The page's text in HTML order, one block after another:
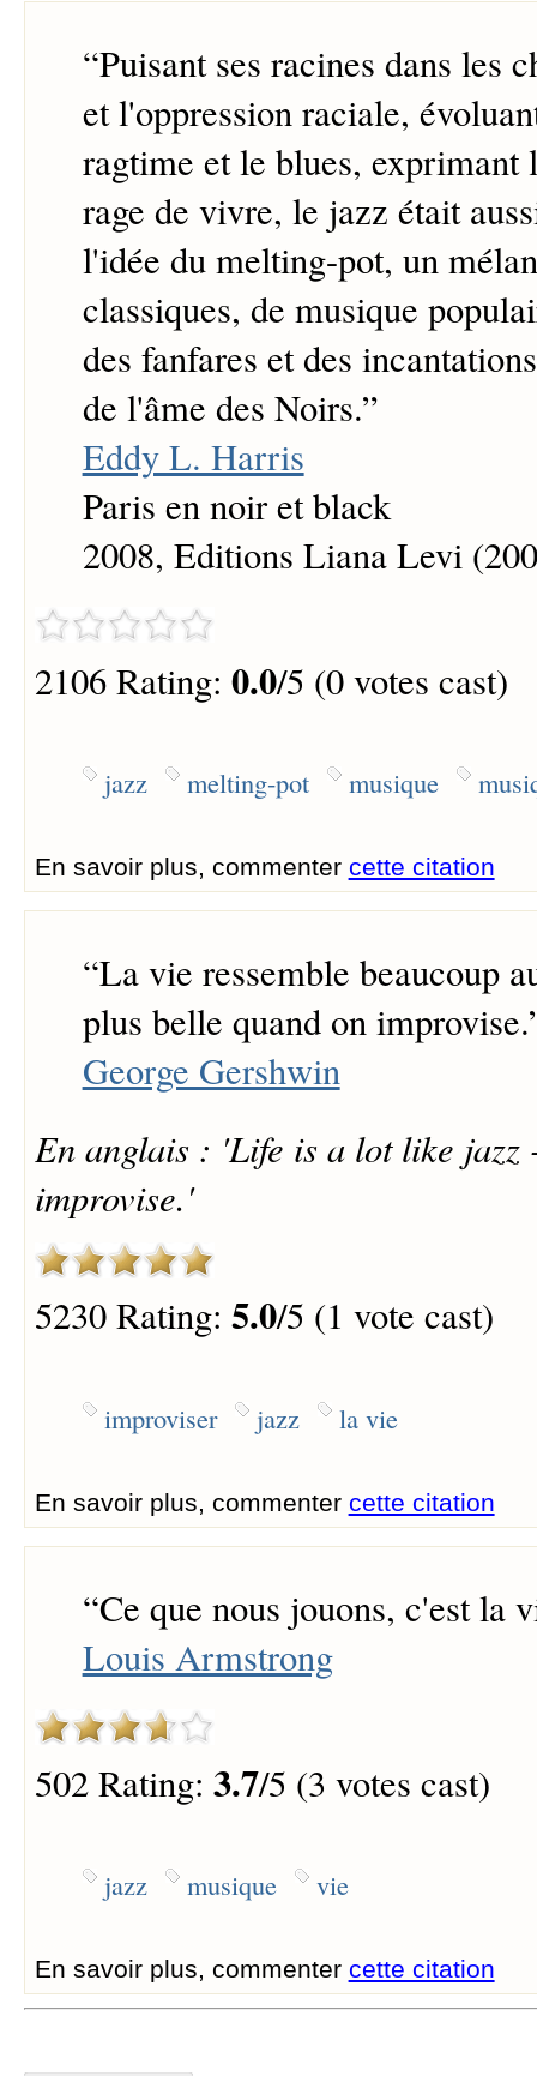
“Puisant ses racines dans les
et l'oppression raciale,
ragtime et le blues, exprimant
rage de vivre, le jazz était
l'idée du melting-pot, un
classiques, de musique
des fanfares et des
de l'âme des Noirs.”
Eddy L. Harris
Paris en noir et black
2008, Editions Liana Levi
2106 Rating: 0.0/5 (0 votes cast)
jazz melting-pot musique
En savoir plus, commenter cette citation
“La vie ressemble beaucoup
plus belle quand on improvise.
George Gershwin
En anglais : 'Life is a lot like jazz
improvise.'
5230 Rating: 5.0/5 (1 vote cast)
improviser jazz la vie
En savoir plus, commenter cette citation
“Ce que nous jouons, c'est la
Louis Armstrong
502 Rating: 3.7/5 (3 votes cast)
jazz musique vie
En savoir plus, commenter cette citation